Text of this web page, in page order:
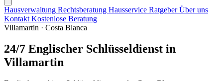
Hausverwaltung Rechtsberatung Hausservice RatgeberÜber uns
Kontakt Kostenlose Beratung
Villamartin · Costa Blanca
24/7 Englischer Schlüsseldienst in
Villamartin